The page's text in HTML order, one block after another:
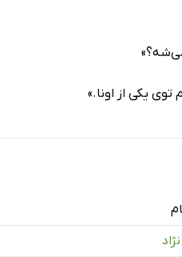
می‌شه؟»
یکی از اونا.»